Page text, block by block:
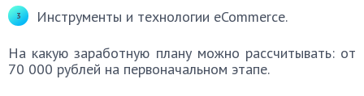
Инструменты и технологии eCommerce.
На какую заработную плану можно рассчитывать: от
70 000 рублей на первоначальном этапе.